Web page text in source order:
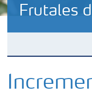
Frutales
Fertilizantes con